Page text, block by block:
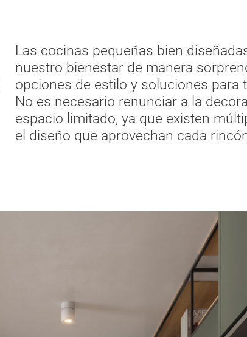
Las cocinas pequeñas bien
nuestro bienestar de manera
opciones de estilo y soluciones para
No es necesario renunciar a la
espacio limitado, ya que existen
el diseño que aprovechan cada